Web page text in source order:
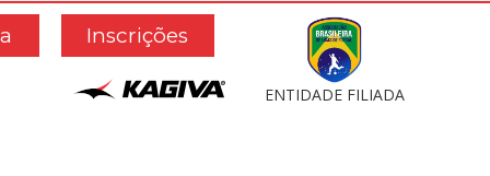
Inscrições
ENTIDADE FILIADA